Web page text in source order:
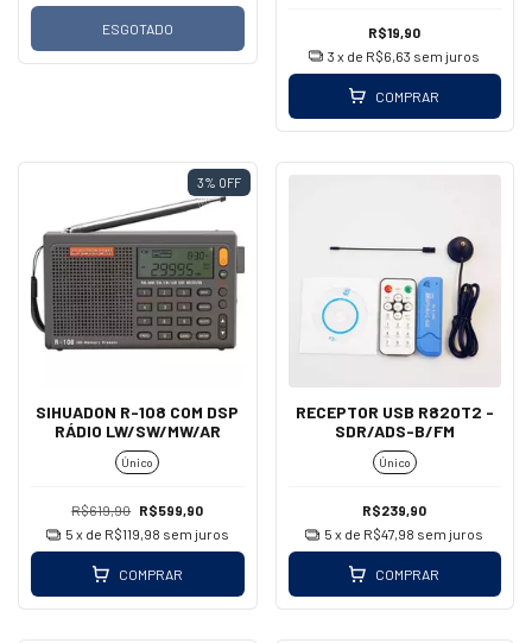
ESGOTADO
R$19,90
3 x de R$6,63 sem juros
COMPRAR
3% OFF
SIHUADON R-108 COM DSP
RÁDIO LW/SW/MW/AR
Único
R$619,90 R$599,90
5 x de R$119,98 sem juros
COMPRAR
RECEPTOR USB R820T2 -
SDR/ADS-B/FM
Único
R$239,90
5 x de R$47,98 sem juros
COMPRAR